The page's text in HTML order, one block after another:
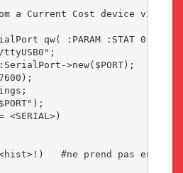
a Current Cost device via
qw( :PARAM :STAT 0.07 );
ttyUSB0";
>new($PORT);
#ne prend pas en